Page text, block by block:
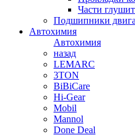
Части
Подшипники
Автохимия
Автохимия
назад
LEMARC
3TON
BiBiCare
Hi-Gear
Mobil
Mannol
Done Deal